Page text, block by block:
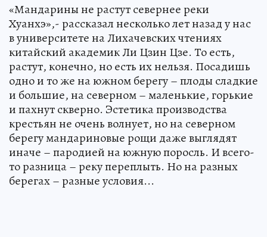
«Мандарины не растут севернее реки
Хуанхэ»,- рассказал несколько лет назад у нас
в университете на Лихачевских чтениях
китайский академик Ли Цзин Цзе. То есть,
растут, конечно, но есть их нельзя. Посадишь
одно и то же на южном берегу – плоды сладкие
и большие, на северном – маленькие, горькие
и пахнут скверно. Эстетика производства
крестьян не очень волнует, но на северном
берегу мандариновые рощи даже выглядят
иначе – пародией на южную поросль. И всего-
то разница – реку переплыть. Но на разных
берегах – разные условия...